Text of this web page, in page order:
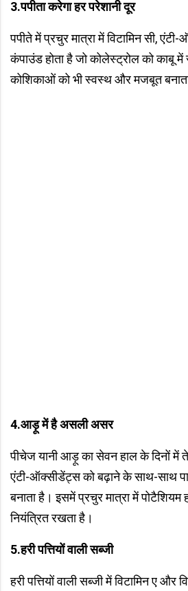
3.पपीता करेगा हर परेशानी दूर
पपीते में प्रचुर मात्रा में विटामिन सी,
कंपाउंड होता है जो कोलेस्ट्रोल को काबू
कोशिकाओं को भी स्वस्थ और मजबूत
4.आड़ू में है असली असर
पीचेज यानी आड़ू का सेवन हाल के दिनों में
एंटी-ऑक्सीडेंट्स को बढ़ाने के साथ-साथ
बनाता है। इसमें प्रचुर मात्रा में पोटैशियम
नियंत्रित रखता है।
5.हरी पत्तियों वाली सब्जी
हरी पत्तियों वाली सब्जी में विटामिन ए और